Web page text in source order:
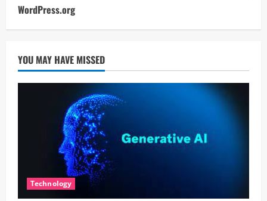
WordPress.org
YOU MAY HAVE MISSED
Technology